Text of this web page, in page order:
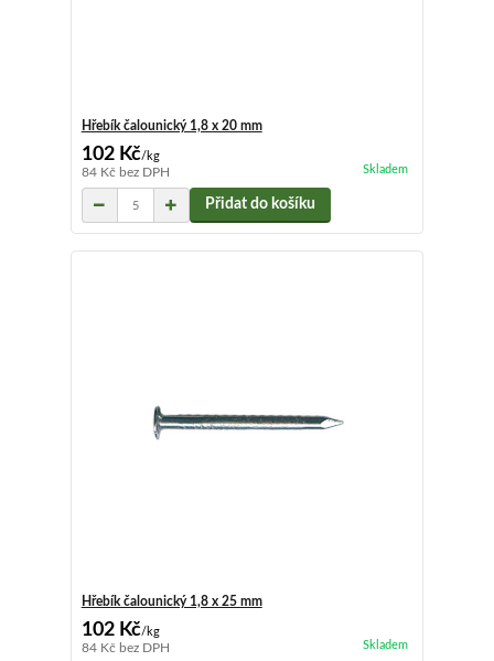
Hřebík čalounický 1,8 x 20 mm
102 Kč/kg
84 Kč bez DPH Skladem
Přidat do košíku
Hřebík čalounický 1,8 x 25 mm
102 Kč/kg
84 Kč bez DPH Skladem